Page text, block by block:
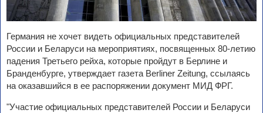
Германия не хочет видеть официальных представителей
России и Беларуси на мероприятиях, посвященных 80-летию
падения Третьего рейха, которые пройдут в Берлине и
Бранденбурге, утверждает газета Berliner Zeitung, ссылаясь
на оказавшийся в ее распоряжении документ МИД ФРГ.
"Участие официальных представителей России и Беларуси